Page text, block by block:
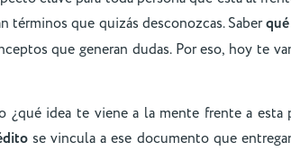
términos que quizás desconozcas. Saber
que generan dudas. Por eso, hoy te
idea te viene a la mente frente a esta
se vincula a ese documento que